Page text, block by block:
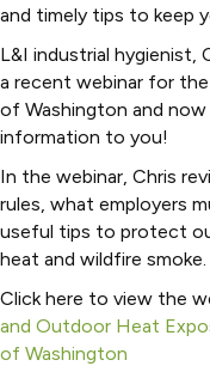
and timely tips to keep
L&I industrial hygienist,
a recent webinar for
of Washington and now
information to you!
In the webinar, Chris
rules, what employers
useful tips to protect
heat and wildfire smoke.
Click here to view the
and Outdoor Heat
of Washington